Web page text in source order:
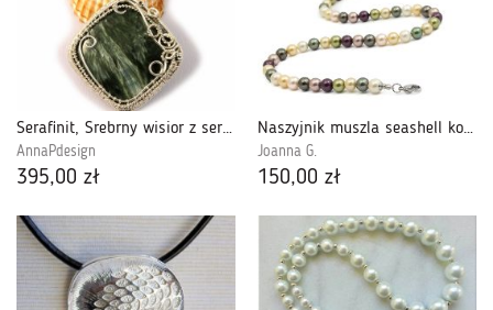
Serafinit, Srebrny wisior z serafinitem
AnnaPdesign
395,00 zł
Naszyjnik muszla seashell kolorowy 53 cm
Joanna G.
150,00 zł